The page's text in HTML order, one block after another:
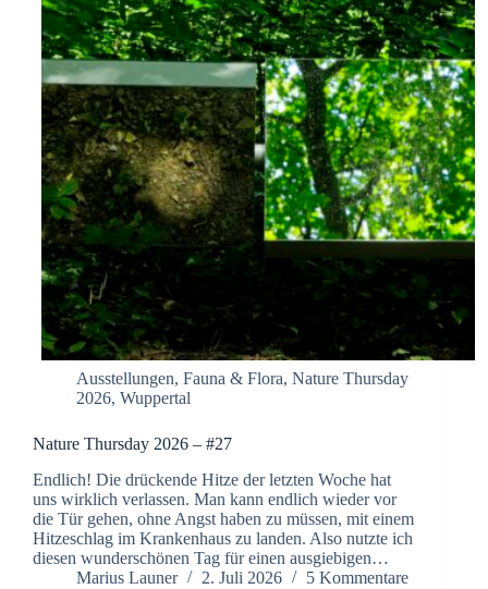
Ausstellungen, Fauna & Flora, Nature Thursday
2026, Wuppertal
Nature Thursday 2026 – #27
Endlich! Die drückende Hitze der letzten Woche hat
uns wirklich verlassen. Man kann endlich wieder vor
die Tür gehen, ohne Angst haben zu müssen, mit einem
Hitzeschlag im Krankenhaus zu landen. Also nutzte ich
diesen wunderschönen Tag für einen ausgiebigen…
Marius Launer
2. Juli 2026 5 Kommentare